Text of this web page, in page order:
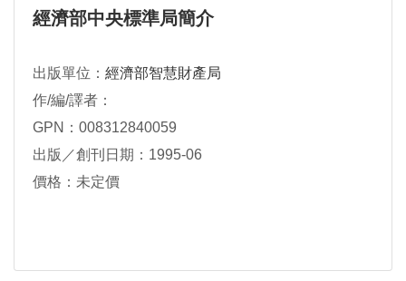
經濟部中央標準局簡介
出版單位： 經濟部智慧財產局
作/編/譯者：
GPN：008312840059
出版／創刊日期：1995-06
價格：未定價